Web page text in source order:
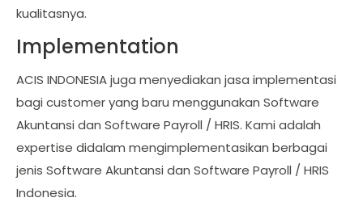
kualitasnya.
Implementation
ACIS INDONESIA juga menyediakan jasa implementasi
bagi customer yang baru menggunakan Software
Akuntansi dan Software Payroll / HRIS. Kami adalah
expertise didalam mengimplementasikan berbagai
jenis Software Akuntansi dan Software Payroll / HRIS
Indonesia.